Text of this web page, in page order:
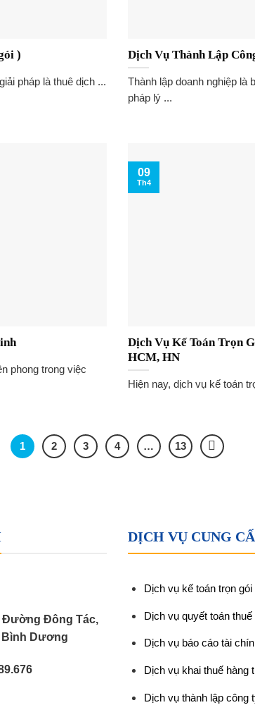
)
pháp là thuê dịch ...
Dịch Vụ Thành Lập
Thành lập doanh nghiệp là
pháp lý ...
phong trong việc
Dịch Vụ Kế Toán Trọn
HCM, HN
Hiện nay, dịch vụ kế toán
09
Th4
1 2 3 4 … 13
Đường Đông Tác,
Bình Dương
DỊCH VỤ CUNG
Dịch vụ kế toán trọn gói
Dịch vụ quyết toán thuế
Dịch vụ báo cáo tài
Dịch vụ khai thuế hàng
Dịch vụ thành lập công